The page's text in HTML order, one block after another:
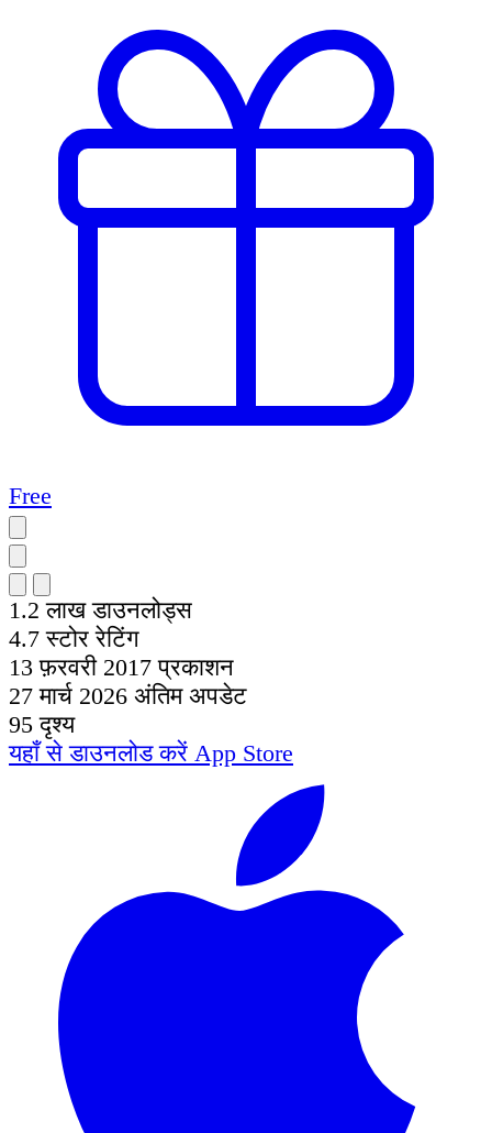
Free
1.2 लाख डाउनलोड्स
4.7 स्टोर रेटिंग
13 फ़रवरी 2017 प्रकाशन
27 मार्च 2026 अंतिम अपडेट
95 दृश्य
यहाँ से डाउनलोड करें App Store